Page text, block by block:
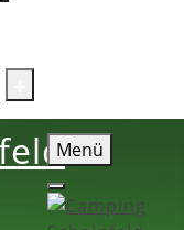
Menü